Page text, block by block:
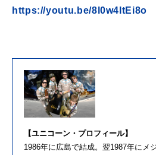
https://youtu.be/8l0w4ItEi8o
【ユニコーン・プロフィール】
1986年に広島で結成。翌1987年にメ